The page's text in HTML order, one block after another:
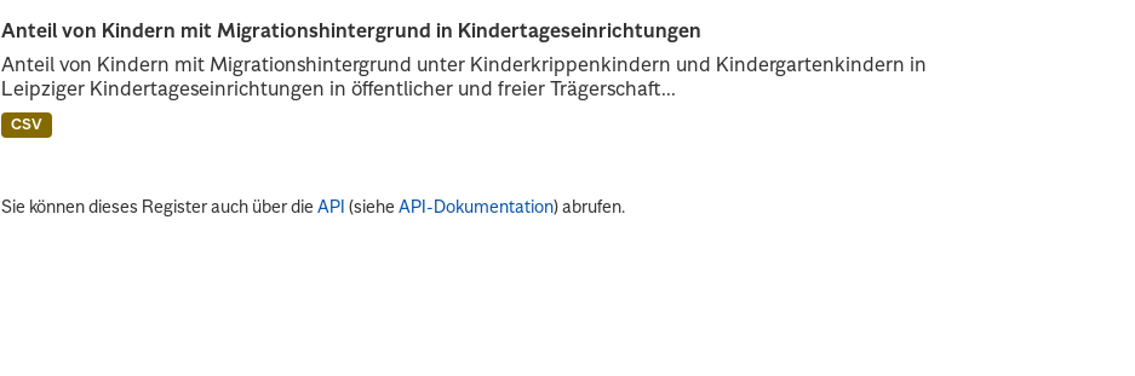
Anteil von Kindern mit Migrationshintergrund in Kindertageseinrichtungen
Anteil von Kindern mit Migrationshintergrund unter Kinderkrippenkindern und Kindergartenkindern in
Leipziger Kindertageseinrichtungen in öffentlicher und freier Trägerschaft...
CSV
Sie können dieses Register auch über dieAPI (sieheAPI-Dokumentation) abrufen.